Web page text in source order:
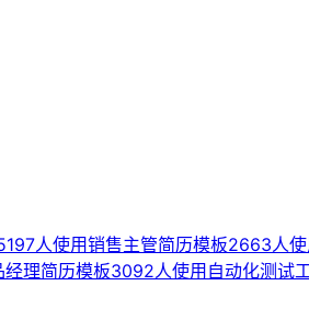
人使用销售主管简历模板2663人使
经理简历模板3092人使用 自动化测试